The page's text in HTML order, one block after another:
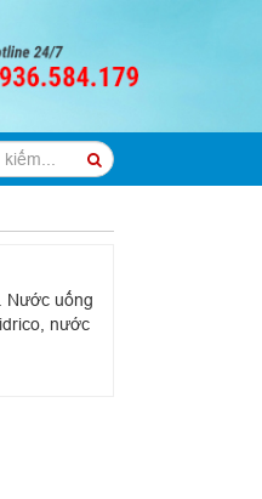
Nước uống
nước